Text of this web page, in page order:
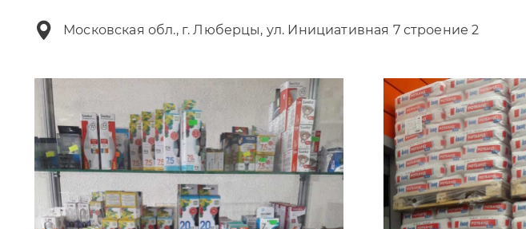
Московская обл., г. Люберцы, ул. Инициативная 7 строение 2